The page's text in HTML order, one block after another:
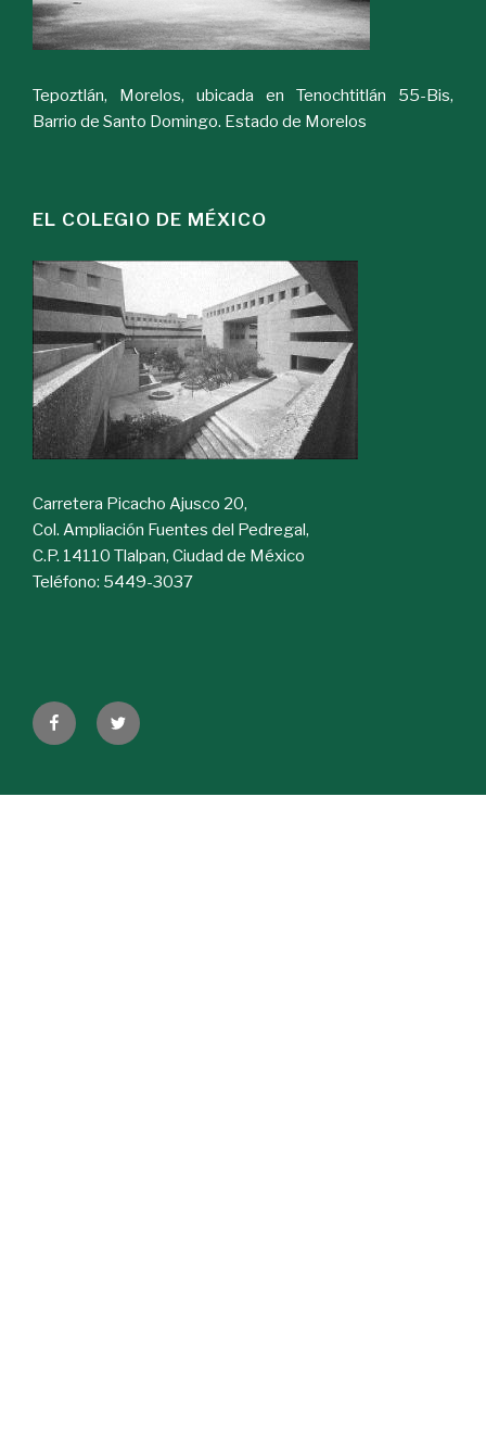
Tepoztlán, Morelos, ubicada en Tenochtitlán 55-Bis,
Barrio de Santo Domingo. Estado de Morelos
EL COLEGIO DE MÉXICO
Carretera Picacho Ajusco 20,
Col. Ampliación Fuentes del Pedregal,
C.P. 14110 Tlalpan, Ciudad de México
Teléfono: 5449-3037
FacebookTwitter